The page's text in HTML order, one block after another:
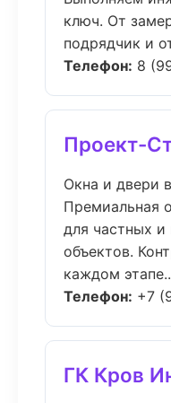
ключ. От
подрядчик и
Телефон: 8
Проект-
Окна и двери
Премиальная
для частных
объектов.
каждом
Телефон: +7
ГК Кров